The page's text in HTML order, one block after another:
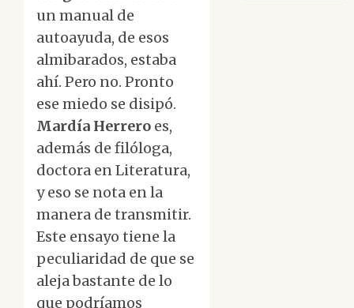
un manual de
autoayuda, de esos
almibarados, estaba
ahí. Pero no. Pronto
ese miedo se disipó.
Mardía Herrero es,
además de filóloga,
doctora en Literatura,
y eso se nota en la
manera de transmitir.
Este ensayo tiene la
peculiaridad de que se
aleja bastante de lo
que podríamos